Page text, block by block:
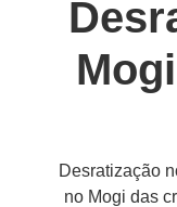
Desratização
no Mogi das